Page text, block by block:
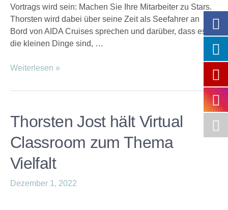
Vortrags wird sein: Machen Sie Ihre Mitarbeiter zu Stars.
Thorsten wird dabei über seine Zeit als Seefahrer an
Bord von AIDA Cruises sprechen und darüber, dass es oft
die kleinen Dinge sind, …
Weiterlesen »
Thorsten Jost hält Virtual
Classroom zum Thema
Vielfalt
Dezember 1, 2022